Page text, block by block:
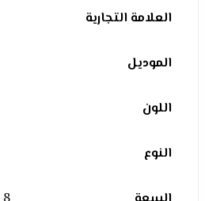
العلامة التجارية
الموديل
اللون
النوع